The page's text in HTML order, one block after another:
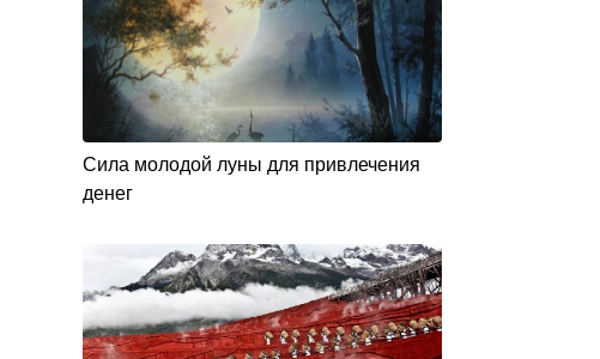
Сила молодой луны для привлечения
денег